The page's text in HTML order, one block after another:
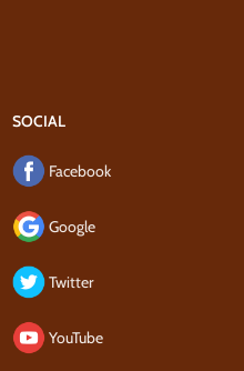
SOCIAL
Facebook
Google
Twitter
YouTube